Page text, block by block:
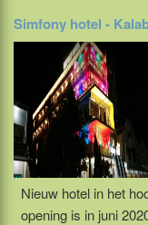
Simfony hotel -
Nieuw hotel in het
opening is in juni